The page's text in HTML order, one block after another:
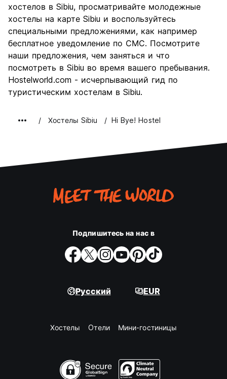
Ночная жизнь
7.6
Соотношение цены и
качества
хостелов в Sibiu, просматривайте молодежные
хостелы на карте Sibiu и воспользуйтесь
специальными предложениями, как например
бесплатное уведомление по СМС. Посмотрите
наши предложения, чем заняться и что
посмотреть в Sibiu во время вашего пребывания.
Hostelworld.com - исчерпывающий гид по
туристическим хостелам в Sibiu.
Хостелы Sibiu Hi Bye! Hostel
Подпишитесь на нас в
Русский EUR
Хостелы Oтели Мини-гостиницы